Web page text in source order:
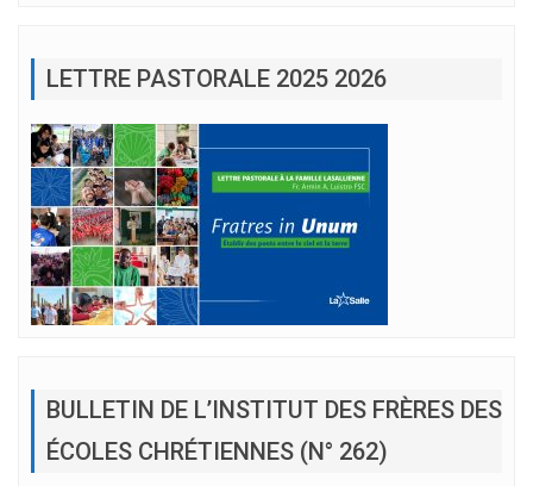
LETTRE PASTORALE 2025 2026
BULLETIN DE L’INSTITUT DES FRÈRES DES
ÉCOLES CHRÉTIENNES (N° 262)